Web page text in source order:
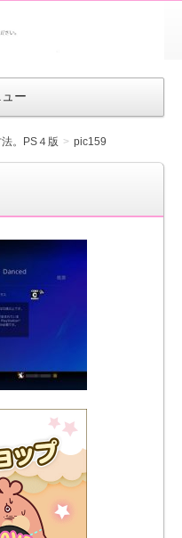
ー
。PS４版 pic159